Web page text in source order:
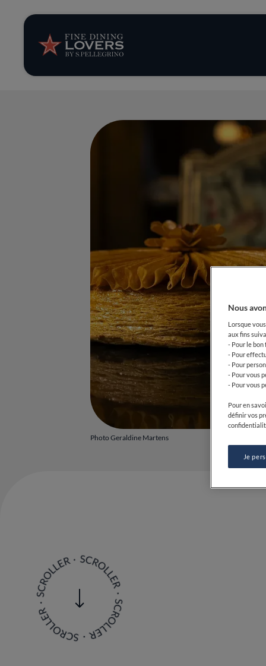
News et
Recettes
Conseils et
Séries
Photo Geraldine Martens
Nous
Lorsque
aux fins
- Pour le
- Pour
- Pour
- Pour vous
- Pour vous
Pour en
définir vos
Je